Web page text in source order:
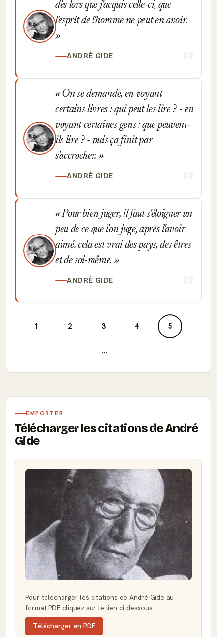
dès lors que j'acquis celle-ci, que
l'esprit de l'homme ne peut en avoir.
ANDRÉ GIDE
On se demande, en voyant
certains livres : qui peut les lire ? - en
voyant certaines gens : que peuvent-
ils lire ? - puis ça finit par
s'accrocher.
ANDRÉ GIDE
Pour bien juger, il faut s'éloigner un
peu de ce que l'on juge, après l'avoir
aimé. cela est vrai des pays, des êtres
et de soi-même.
ANDRÉ GIDE
1 2 3 4 5
...
EMPORTER
Télécharger les citations de André
Gide
Pour télécharger les citations de André Gide au
format PDF cliquez sur le lien ci-dessous :
Télécharger en PDF